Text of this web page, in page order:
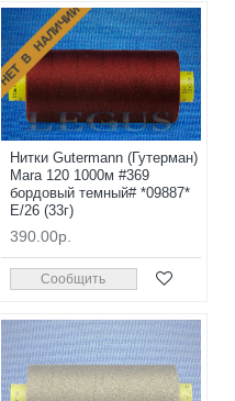
НЕТ В НАЛИЧИИ
Нитки Gutermann (Гутерман)
Mara 120 1000м #369
бордовый темный# *09887*
E/26 (33г)
390.00р.
Сообщить